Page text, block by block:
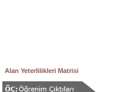
Alan Yeterlilikleri Matrisi